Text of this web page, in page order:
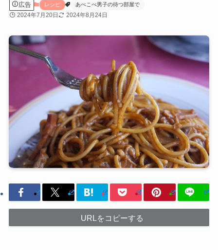
広告 レシピ あべこべ男子の待つ部屋で
2024年7月20日 2024年8月24日
URLをコピーする